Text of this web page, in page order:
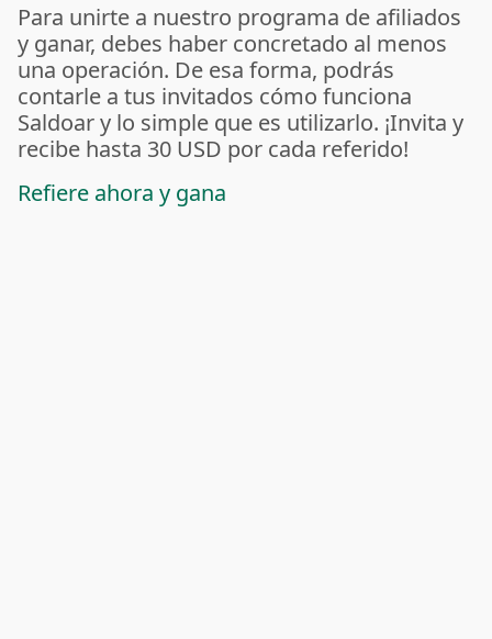
Para unirte a nuestro programa de afiliados
y ganar, debes haber concretado al menos
una operación. De esa forma, podrás
contarle a tus invitados cómo funciona
Saldoar y lo simple que es utilizarlo. ¡Invita y
recibe hasta 30 USD por cada referido!
Refiere ahora y gana